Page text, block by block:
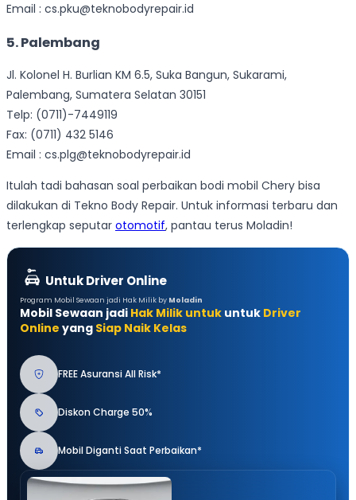
Email : cs.pku@teknobodyrepair.id
5. Palembang
Jl. Kolonel H. Burlian KM 6.5, Suka Bangun, Sukarami,
Palembang, Sumatera Selatan 30151
Telp: (0711)-7449119
Fax: (0711) 432 5146
Email : cs.plg@teknobodyrepair.id
Itulah tadi bahasan soal perbaikan bodi mobil Chery bisa
dilakukan di Tekno Body Repair. Untuk informasi terbaru dan
terlengkap seputar otomotif, pantau terus Moladin!
Untuk Driver Online
Program Mobil Sewaan jadi Hak Milik by Moladin
Mobil Sewaan jadi Hak Milik untuk untuk Driver
Online yang Siap Naik Kelas
FREE Asuransi All Risk*
Diskon Charge 50%
Mobil Diganti Saat Perbaikan*